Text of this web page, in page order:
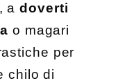
adoverti
o magari
per
chilo di